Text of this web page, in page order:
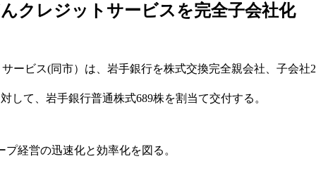
クレジットサービスを完全子会社化
ービス(同市）は、岩手銀行を株式交換完全親会社、子会社2
て、岩手銀行普通株式689株を割当て交付する。
経営の迅速化と効率化を図る。